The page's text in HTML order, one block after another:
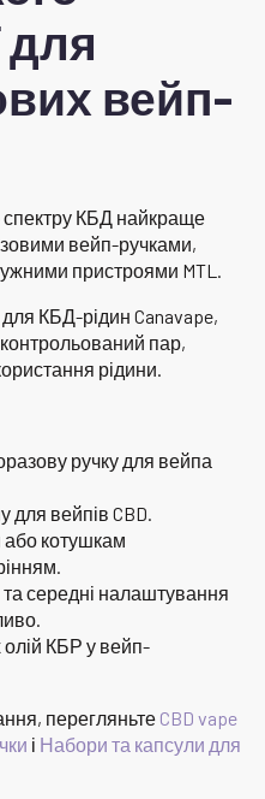
для
вейп-
спектру КБД найкраще
вейп-ручками,
пристроями MTL.
КБД-рідин Canavape,
пар,
рідини.
ручку для вейпа
для вейпів CBD.
котушкам
та середні налаштування
КБР у вейп-
перегляньте CBD vape
і Набори та капсули для